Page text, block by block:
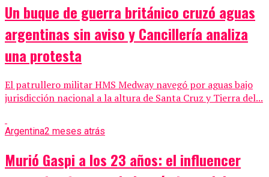
Un buque de guerra británico cruzó aguas
argentinas sin aviso y Cancillería analiza
una protesta
El patrullero militar HMS Medway navegó por aguas bajo
jurisdicción nacional a la altura de Santa Cruz y Tierra del...
Argentina2 meses atrás
Murió Gaspi a los 23 años: el influencer